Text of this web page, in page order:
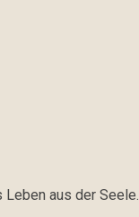
aus der Seele.